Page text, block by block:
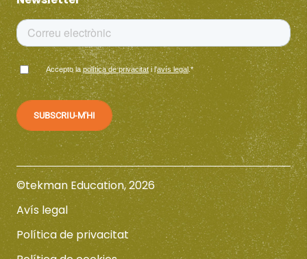
Accepto lapolítica de privacitati l'avís legal.*
©tekman Education, 2026
Avís legal
Política de privacitat